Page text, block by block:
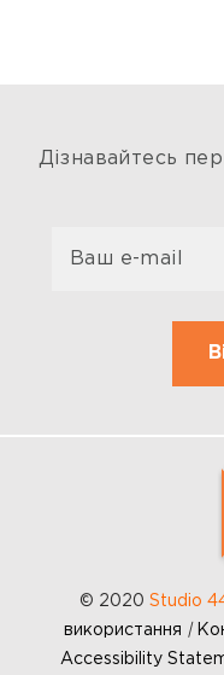
Дізнавайтесь
© 2020 Studio
використання |
Accessibility